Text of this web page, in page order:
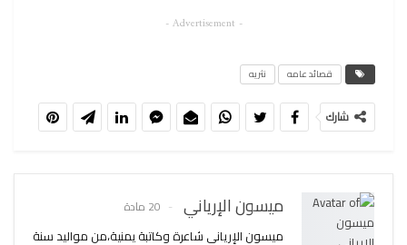
- Advertisement -
قصائد عامه نثريه
شارك
ميسون الإرياني 20 مادة
ميسون الإرياني شاعرة وكاتبة يمنية،من مواليد سنة